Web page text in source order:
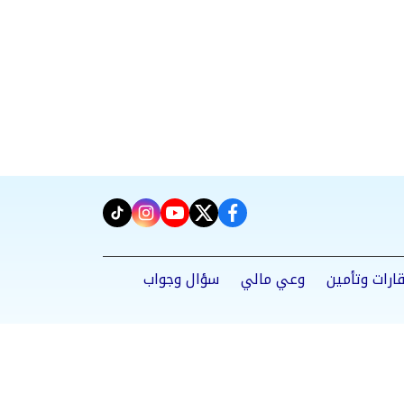
facebook
twitter
youtube
instagram
tiktok
وتأمين وعي مالي سؤال وجواب